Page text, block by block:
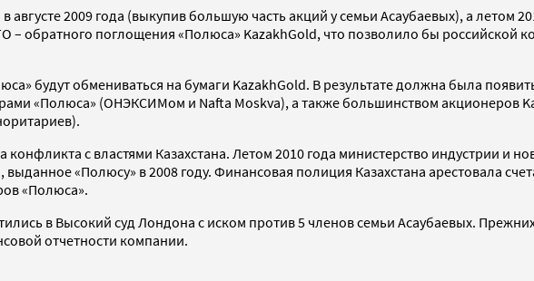
2009 года (выкупив большую часть акций у семьи Асаубаевых), а летом
обратного поглощения «Полюса» KazakhGold, что позволило бы российской
будут обмениваться на бумаги KazakhGold. В результате должна была
«Полюса» (ОНЭКСИМом и Nafta Moskva), а также большинством акционеров
с властями Казахстана. Летом 2010 года министерство индустрии и
«Полюсу» в 2008 году. Финансовая полиция Казахстана арестовала
«Полюса».
в Высокий суд Лондона с иском против 5 членов семьи Асаубаевых.
отчетности компании.